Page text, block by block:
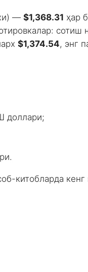
— $1,368.31 ҳар
сотиш
$1,374.54, энг
доллари;
китобларда